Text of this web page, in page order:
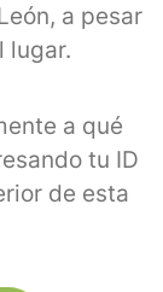
a pesar
lugar.
a qué
tu ID
de esta